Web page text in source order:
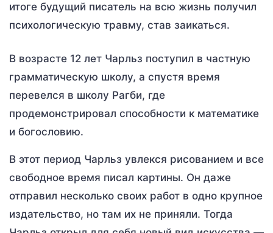
итоге будущий писатель на всю жизнь получил
психологическую травму, став заикаться.
В возрасте 12 лет Чарльз поступил в частную
грамматическую школу, а спустя время
перевелся в школу Рагби, где
продемонстрировал способности к математике
и богословию.
В этот период Чарльз увлекся рисованием и все
свободное время писал картины. Он даже
отправил несколько своих работ в одно крупное
издательство, но там их не приняли. Тогда